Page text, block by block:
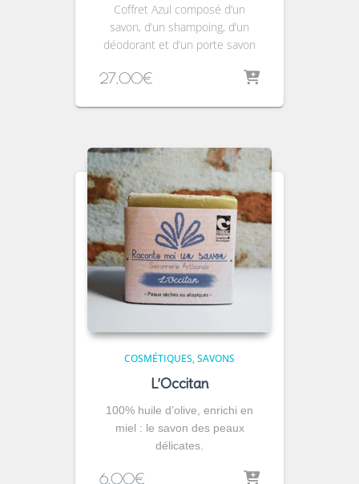
Coffret Azul composé d’un
savon, d’un shampoing, d’un
déodorant et d’un porte savon
27,00€
COSMÉTIQUES SAVONS
L’Occitan
100% huile d’olive, enrichi en
miel : le savon des peaux
délicates.
6,00€